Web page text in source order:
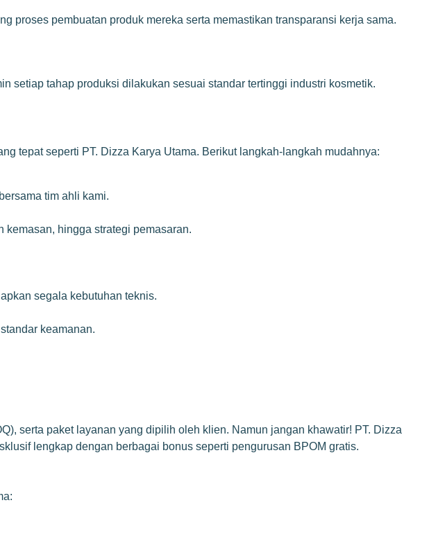
proses pembuatan produk mereka serta memastikan transparansi kerja sama.
setiap tahap produksi dilakukan sesuai standar tertinggi industri kosmetik.
tepat seperti PT. Dizza Karya Utama. Berikut langkah-langkah mudahnya:
tim ahli kami.
kemasan, hingga strategi pemasaran.
segala kebutuhan teknis.
keamanan.
serta paket layanan yang dipilih oleh klien. Namun jangan khawatir! PT. Dizza
lengkap dengan berbagai bonus seperti pengurusan BPOM gratis.